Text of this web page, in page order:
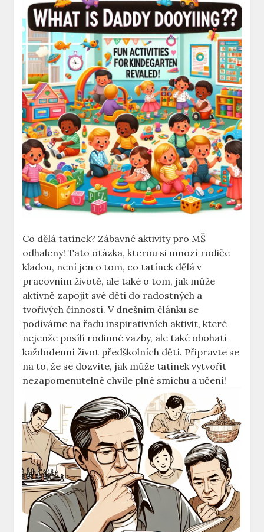
Co⁤ dělá​ tatínek? Zábavné aktivity pro MŠ
⁤odhaleny! Tato otázka, kterou si mnozí rodiče
kladou,⁢ není jen ‌o tom, ‍co⁣ tatínek dělá v
pracovním životě,‌ ale také o ⁤tom, jak může
aktivně⁤ zapojit své‍ děti do radostných a
tvořivých činností.⁢ V dnešním‍ článku ‌se
podíváme​ na řadu⁢ inspirativních aktivit, které
nejenže posílí rodinné ​vazby, ale ‌také obohatí⁤
každodenní život předškolních‍ dětí. Připravte se⁣
na to, že‌ se dozvíte, ⁢jak‌ může ‍tatínek vytvořit
nezapomenutelné chvíle plné⁤ smíchu a učení!